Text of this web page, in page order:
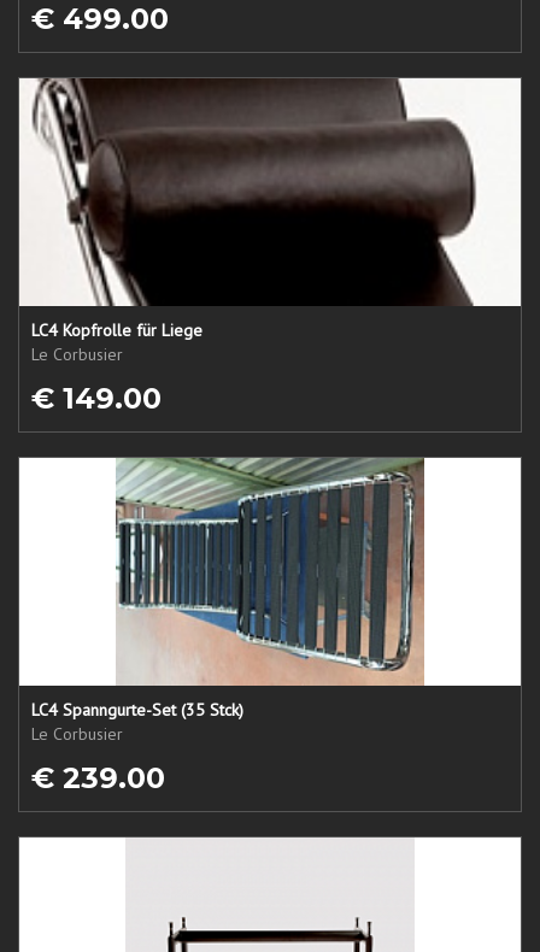
€ 499.00
LC4 Kopfrolle für Liege
Le Corbusier
€ 149.00
LC4 Spanngurte-Set (35 Stck)
Le Corbusier
€ 239.00